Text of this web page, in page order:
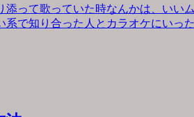
って歌っていた時なんかは、いい
で知り合った人とカラオケにいっ